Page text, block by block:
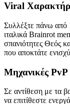
Viral
Συλλέξτε πάνω από
ιταλικά Brainrot
σπανιότητες Θεός
που αποκτάτε
Μηχανικές PvP
Σε αντίθεση με τα
να επιτίθεστε